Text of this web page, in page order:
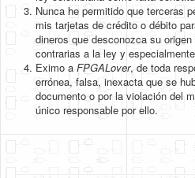
Nunca he permitido que terceras
mis tarjetas de crédito o débito
dineros que desconozca su
contrarias a la ley y
Eximo a FPGALover, de toda
errónea, falsa, inexacta que se
documento o por la violación del
único responsable por ello.